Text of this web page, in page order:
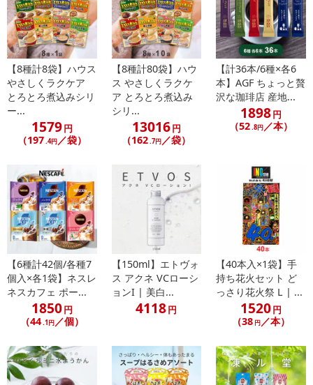
あらかじめご了承いただいた上でお申込みください。なお、本理由
によるお申込み後のキャンセル・返品交換は対応いたしかねます。
【お支払いについて】
※お支払い方法は、電話料金合算払い、クレジットカード払い、dポ
イントがご利用いただけます。
【発送・お届け・商品について】
※お申込み頂きました商品の同梱、お届けの日時指定はいたしかね
※お客様のご都合でお受取りいただけない場合、商品の再発送や返
金はいたしかねます。
また、お届け日時のご指定は、お受けできません。宅配業者からの
不在票にてご対応ください。
※発送予定日は前後する場合がございます。また商品によって発送
日が異なります。
※dショッピングサンプル百貨店よりお届けする商品は、ご利用いた
だいた後のご感想をいただくことを目的としており、転売等は固く
禁じます。
転売等、目的以外での利用が確認された場合は、サービス利用を停
止させていただきます。
【配送伝票番号について】
※こちらの商品については商品の発送完了後、
【8種計8袋】ハウス
やさしくラクケア
とろとろ煮込みシリ
ー...
1579円
（197 .4円／袋）
【8種計80袋】ハウ
ス やさしくラクケ
ア とろとろ煮込み
シリ...
13016円
（162 .7円 ／袋）
【計36本/6種×各6
本】AGF ちょっと贅
沢な珈琲店 産地...
1898円
（52 .8円 ／本）
【6種計42個/各種7
個入×各1袋】ネスレ
ネスカフェ ポー...
1850円
（44.1円／個）
【150ml】エトヴォ
ス アクネ VCローシ
ョンI | 美白...
4118円
【40本入×1袋】手
持ち花火セット ど
っさり花火祭 L | ...
1520円
（38 円／本）